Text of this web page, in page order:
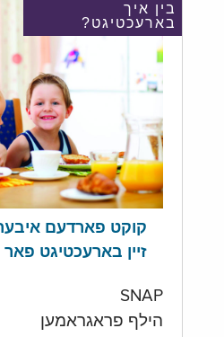
בין איך
בארעכטיגט?
קוקט פארדעם
זיין בארעכטיגט פאר
SNAP
הילף פראגראמען